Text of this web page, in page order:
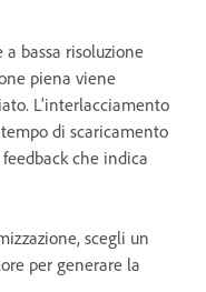
bassa risoluzione
piena viene
L'interlacciamento
di scaricamento
che indica
scegli un
per generare la